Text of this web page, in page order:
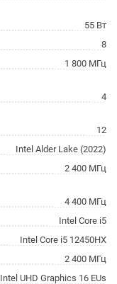
55 Вт
8
1 800 МГц
4
12
Intel Alder Lake (2022)
2 400 МГц
4 400 МГц
Intel Core i5
Intel Core i5 12450HX
2 400 МГц
Intel UHD Graphics 16 EUs